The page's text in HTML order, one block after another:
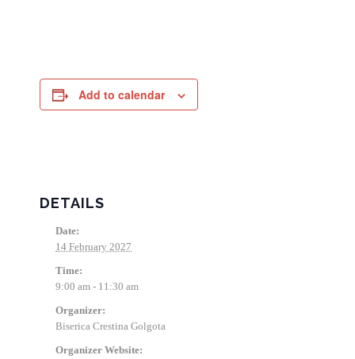
Add to calendar
DETAILS
Date:
14 February 2027
Time:
9:00 am - 11:30 am
Organizer:
Biserica Crestina Golgota
Organizer Website: